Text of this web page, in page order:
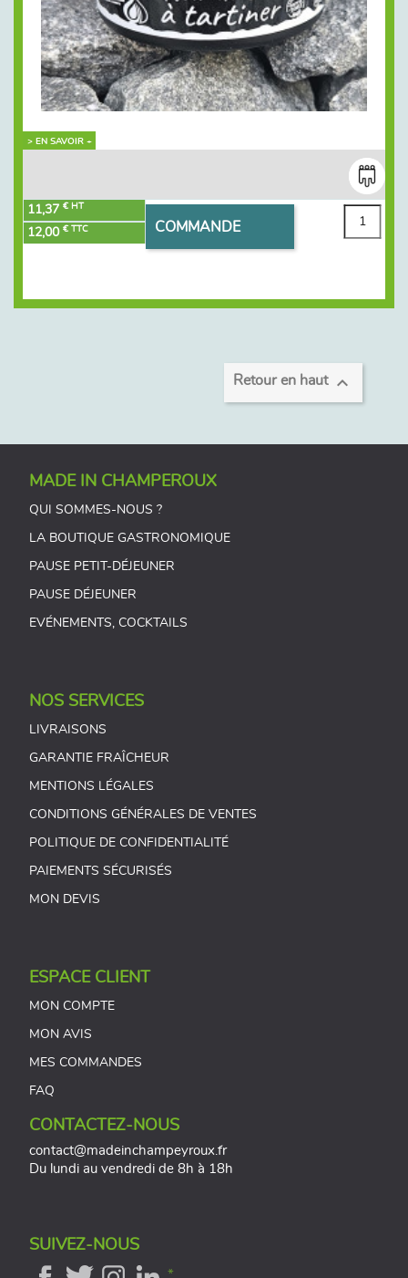
> EN SAVOIR +
11,37 € HT
12,00 € TTC COMMANDE
Retour en haut 
MADE IN CHAMPEROUX
QUI SOMMES-NOUS ?
LA BOUTIQUE GASTRONOMIQUE
PAUSE PETIT-DÉJEUNER
PAUSE DÉJEUNER
EVÉNEMENTS, COCKTAILS
NOS SERVICES
LIVRAISONS
GARANTIE FRAÎCHEUR
MENTIONS LÉGALES
CONDITIONS GÉNÉRALES DE VENTES
POLITIQUE DE CONFIDENTIALITÉ
PAIEMENTS SÉCURISÉS
MON DEVIS
ESPACE CLIENT
MON COMPTE
MON AVIS
MES COMMANDES
FAQ
CONTACTEZ-NOUS
contact@madeinchampeyroux.fr
Du lundi au vendredi de 8h à 18h
SUIVEZ-NOUS
*